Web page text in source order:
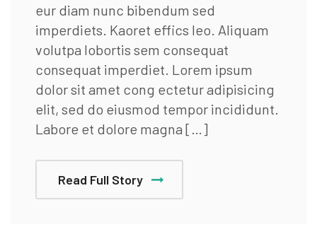
eur diam nunc bibendum sed
imperdiets. Kaoret effics leo. Aliquam
volutpa lobortis sem consequat
consequat imperdiet. Lorem ipsum
dolor sit amet cong ectetur adipisicing
elit, sed do eiusmod tempor incididunt.
Labore et dolore magna […]
Read Full Story